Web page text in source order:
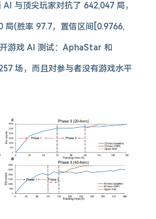
与顶尖玩家对抗了 642,047 局，
局(胜率 97.7，置信区间[0.9766,
游戏 AI 测试：AphaStar 和
场，而且对参与者没有游戏水平